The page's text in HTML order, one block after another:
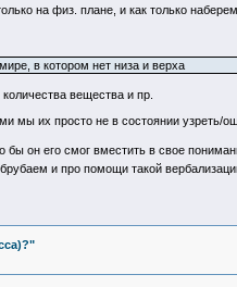
на физ. плане, и как только
в котором нет низа и верха
вещества и пр.
их просто не в состоянии узреть/
он его смог вместить в свое
и про помощи такой